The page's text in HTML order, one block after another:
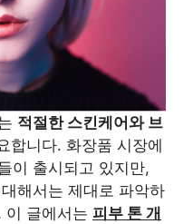
적절한 스킨케어와 브
합니다. 화장품 시장에
이 출시되고 있지만,
해서는 제대로 파악하
이 글에서는 피부 톤 개